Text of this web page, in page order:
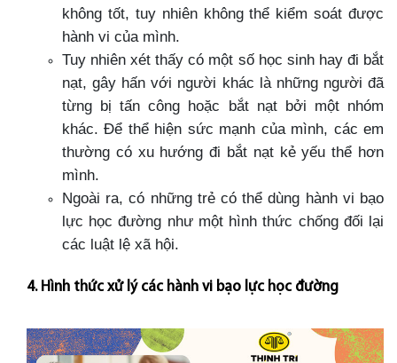
không tốt, tuy nhiên không thể kiểm soát được
hành vi của mình.
Tuy nhiên xét thấy có một số học sinh hay đi bắt
nạt, gây hấn với người khác là những người đã
từng bị tấn công hoặc bắt nạt bởi một nhóm
khác. Để thể hiện sức mạnh của mình, các em
thường có xu hướng đi bắt nạt kẻ yếu thể hơn
mình.
Ngoài ra, có những trẻ có thể dùng hành vi bạo
lực học đường như một hình thức chống đối lại
các luật lệ xã hội.
4. Hình thức xử lý các hành vi bạo lực học đường